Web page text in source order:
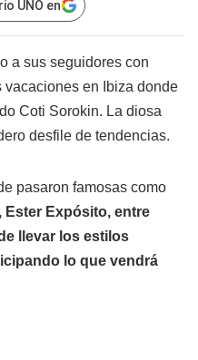
UNO en
a sus seguidores con
en Ibiza donde
Coti Sorokin. La diosa
desfile de tendencias.
pasaron famosas como
Ester Expósito, entre
llevar los estilos
lo que vendrá